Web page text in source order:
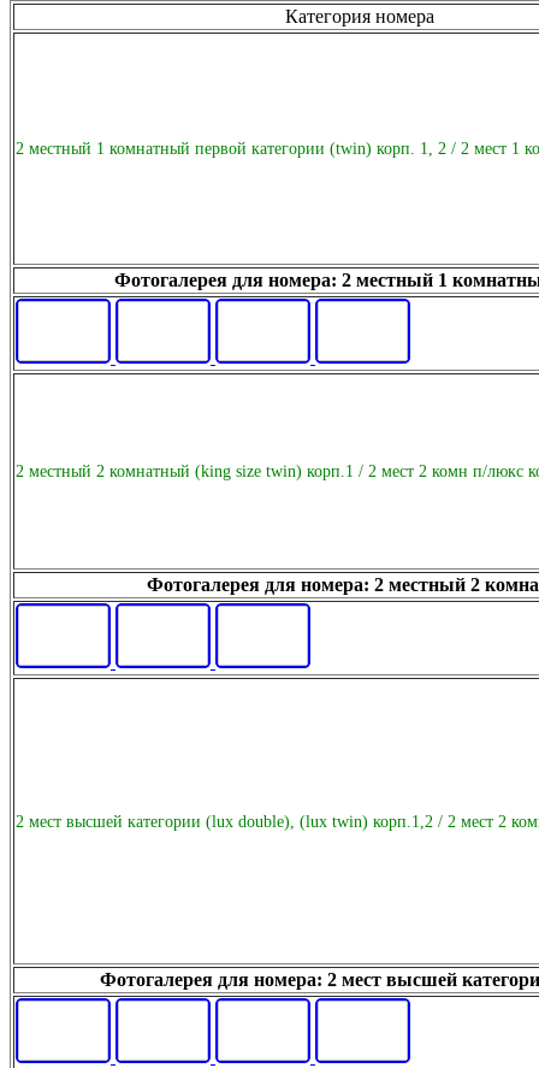
Категория номера
2 местный 1 комнатный первой категории (twin) корп. 1, 2 / 2 мест 1
Фотогалерея для номера: 2 местный 1
2 местный 2 комнатный (king size twin) корп.1 / 2 мест 2 комн п/люкс
Фотогалерея для номера: 2 местный 2
2 мест высшей категории (lux double), (lux twin) корп.1,2 / 2 мест 2
Фотогалерея для номера: 2 мест высшей